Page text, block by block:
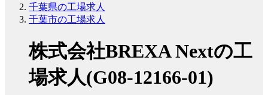
千葉県の工場求人
千葉市の工場求人
株式会社BREXA Nextの工
場求人(G08-12166-01)